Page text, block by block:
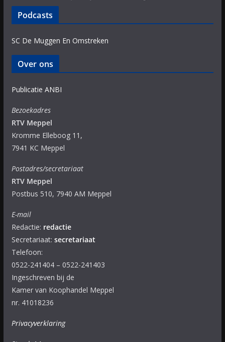
Podcasts
SC De Muggen En Omstreken
Over ons
Publicatie ANBI
Bezoekadres
RTV Meppel
Kromme Elleboog 11,
7941 KC Meppel
Postadres/secretariaat
RTV Meppel
Postbus 510, 7940 AM Meppel
E-mail
Redactie: redactie
Secretariaat: secretariaat
Telefoon:
0522-241404 – 0522-241403
Ingeschreven bij de
Kamer van Koophandel Meppel
nr. 41018236
Privacyverklaring